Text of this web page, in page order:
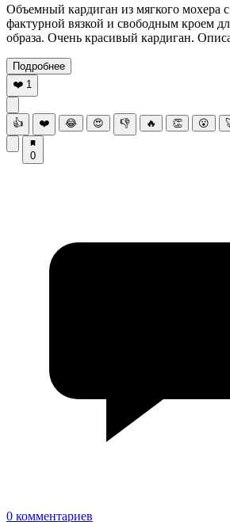
Объемный кардиган из мягкого мохера
фактурной вязкой и свободным кроем
образа. Очень красивый кардиган.
Подробнее
❤️ 1
👍 ❤️ 😂 😍 👎 🔥 👏 😮
0
0 комментариев